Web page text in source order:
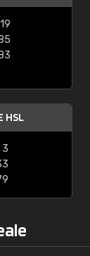
HSL
3